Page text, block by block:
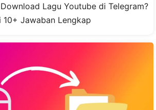
Lagu Youtube di Telegram?
10+ Jawaban Lengkap